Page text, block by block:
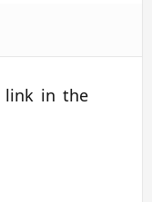
link in the